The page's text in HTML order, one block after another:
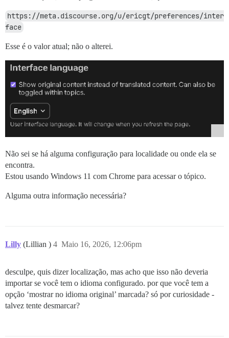
https://meta.discourse.org/u/ericgt/preferences/inter
face
Esse é o valor atual; não o alterei.
Não sei se há alguma configuração para localidade ou onde ela se
encontra.
Estou usando Windows 11 com Chrome para acessar o tópico.
Alguma outra informação necessária?
Lilly (Lillian ) Maio 16, 2026, 12:06pm
4
desculpe, quis dizer localização, mas acho que isso não deveria
importar se você tem o idioma configurado. por que você tem a
opção ‘mostrar no idioma original’ marcada? só por curiosidade -
talvez tente desmarcar?